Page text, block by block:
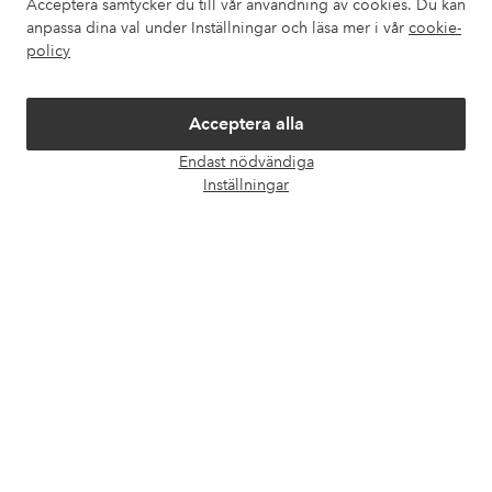
Acceptera samtycker du till vår användning av cookies. Du kan
anpassa dina val under Inställningar och läsa mer i vår cookie-
policy
Acceptera alla
Endast nödvändiga
Inställningar
Om Ellos